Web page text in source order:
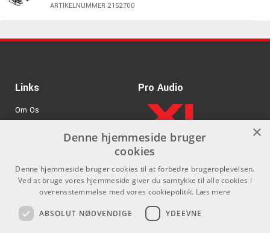
ARTIKELNUMMER 2152700
Links
Om Os
GDPR & Cookies
Pro Audio
.
Kontakt Sociale medier
×
Denne hjemmeside bruger
cookies
Denne hjemmeside bruger cookies til at forbedre brugeroplevelsen.
Ved at bruge vores hjemmeside giver du samtykke til alle cookies i
overensstemmelse med vores cookiepolitik. Læs mere
ABSOLUT NØDVENDIGE YDEEVNE